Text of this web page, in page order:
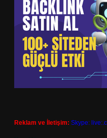
Reklam ve İletişim: Skype: